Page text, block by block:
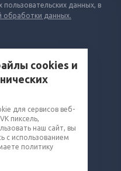
данных, в
обработки данных.
16-74
cookies и
для сервисов веб-
пиксель,
наш сайт, вы
с использованием
политику